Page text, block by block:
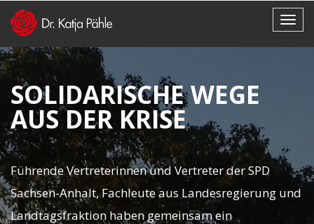
SOLIDARISCHE WEGE
AUS DER KRISE
Führende Vertreterinnen und Vertreter der SPD
Sachsen-Anhalt, Fachleute aus Landesregierung und
Landtagsfraktion haben gemeinsam ein